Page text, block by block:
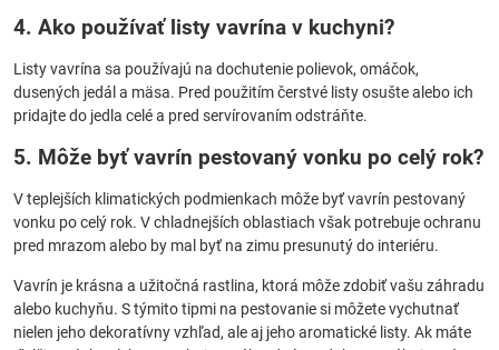
4. Ako používať listy vavrína v kuchyni?
Listy vavrína sa používajú na dochutenie polievok, omáčok,
dusených jedál a mäsa. Pred použitím čerstvé listy osušte alebo ich
pridajte do jedla celé a pred servírovaním odstráňte.
5. Môže byť vavrín pestovaný vonku po celý rok?
V teplejších klimatických podmienkach môže byť vavrín pestovaný
vonku po celý rok. V chladnejších oblastiach však potrebuje ochranu
pred mrazom alebo by mal byť na zimu presunutý do interiéru.
Vavrín je krásna a užitočná rastlina, ktorá môže zdobiť vašu záhradu
alebo kuchyňu. S týmito tipmi na pestovanie si môžete vychutnať
nielen jeho dekoratívny vzhľad, ale aj jeho aromatické listy. Ak máte